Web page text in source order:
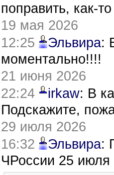
поправить, как-
19 мая 2026
12:25
Эльвира:
моментально!!!!
21 июня 2026
22:24
irkaw: В
Подскажите,
29 июля 2026
16:32
Эльвира:
ЧРоссии 25 июля